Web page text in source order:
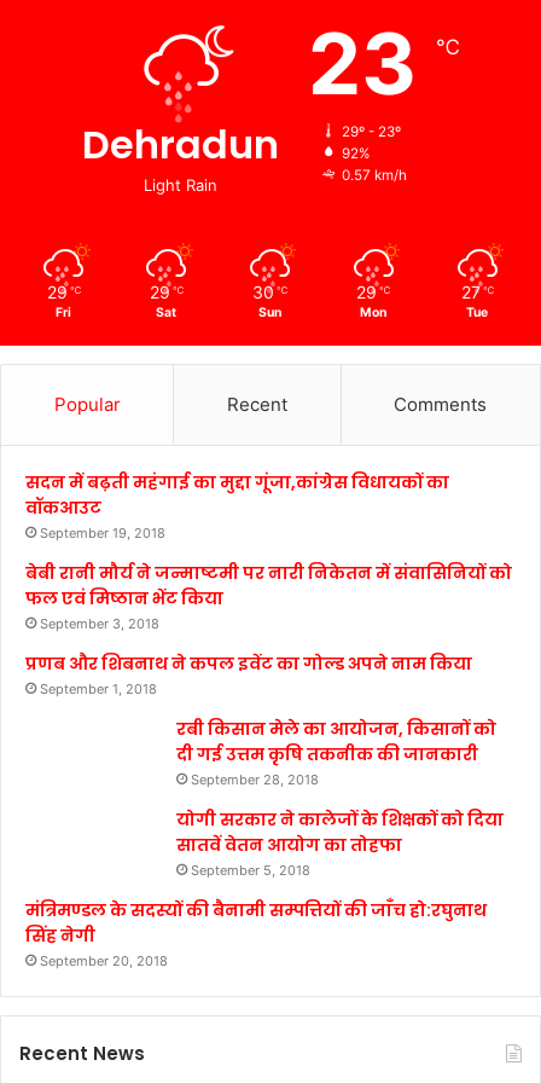
Dehradun
Light Rain
23 ℃
29º - 23º
92%
0.57 km/h
29 ℃
Fri
29 ℃
Sat
30 ℃
Sun
29 ℃
Mon
27 ℃
Tue
Popular Recent Comments
सदन में बढ़ती महंगाई का मुद्दा गूंजा,कांग्रेस विधायकों का
वॉकआउट
September 19, 2018
बेबी रानी मौर्य ने जन्माष्टमी पर नारी निकेतन में संवासिनियों को
फल एवं मिष्ठान भेंट किया
September 3, 2018
प्रणब और शिबनाथ ने कपल इवेंट का गोल्ड अपने नाम किया
September 1, 2018
रबी किसान मेले का आयोजन, किसानों को
दी गई उत्तम कृषि तकनीक की जानकारी
September 28, 2018
योगी सरकार ने कालेजों के शिक्षकों को दिया
सातवें वेतन आयोग का तोहफा
September 5, 2018
मंत्रिमण्डल के सदस्यों की बैनामी सम्पत्तियों की जाँच हो:रघुनाथ
सिंह नेगी
September 20, 2018
Recent News